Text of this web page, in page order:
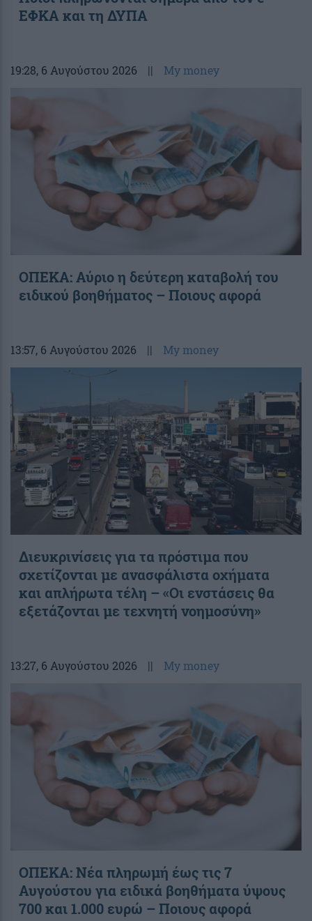
ΕΦΚΑ και τη ΔΥΠΑ
19:28, 6 Αυγούστου 2026 || My money
ΟΠΕΚΑ: Αύριο η δεύτερη καταβολή του
ειδικού βοηθήματος – Ποιους αφορά
13:57, 6 Αυγούστου 2026 || My money
Διευκρινίσεις για τα πρόστιμα που
σχετίζονται με ανασφάλιστα οχήματα
και απλήρωτα τέλη – «Οι ενστάσεις θα
εξετάζονται με τεχνητή νοημοσύνη»
13:27, 6 Αυγούστου 2026 || My money
ΟΠΕΚΑ: Νέα πληρωμή έως τις 7
Αυγούστου για ειδικά βοηθήματα ύψους
700 και 1.000 ευρώ – Ποιους αφορά